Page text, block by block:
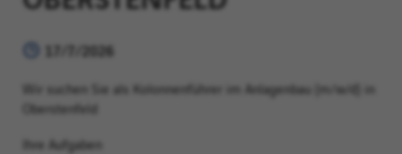
17/7/2026
Wir suchen Sie als Kolonnenführer im Anlagenbau (m/w/d) in
Oberstenfeld
Ihre Aufgaben